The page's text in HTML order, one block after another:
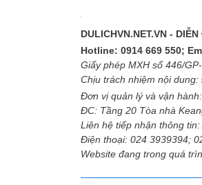
DULICHVN.NET.VN - DIỄN
Hotline: 0914 669 550;
Giấy phép MXH số 446/
Chịu trách nhiệm nội
Đơn vị quản lý và vận
ĐC: Tầng 20 Tòa nhà
Liên hệ tiếp nhận thông
Điện thoại: 024 3939394;
Website đang trong quá